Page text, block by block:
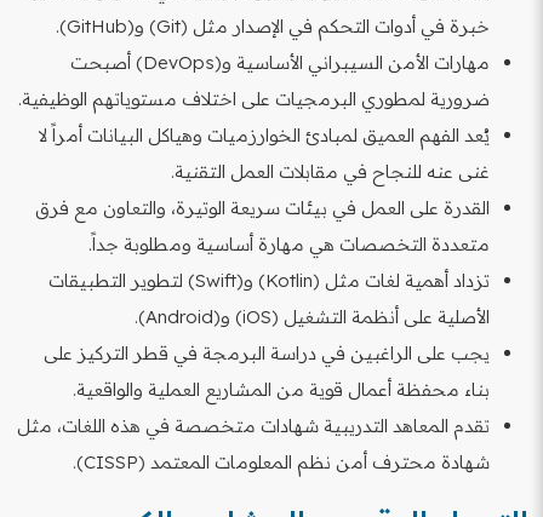
خبرة في أدوات التحكم في الإصدار مثل (Git) و(GitHub).
مهارات الأمن السيبراني الأساسية و(DevOps) أصبحت
ضرورية لمطوري البرمجيات على اختلاف مستوياتهم الوظيفية.
يُعد الفهم العميق لمبادئ الخوارزميات وهياكل البيانات أمراً لا
غنى عنه للنجاح في مقابلات العمل التقنية.
القدرة على العمل في بيئات سريعة الوتيرة، والتعاون مع فرق
متعددة التخصصات هي مهارة أساسية ومطلوبة جداً.
تزداد أهمية لغات مثل (Kotlin) و(Swift) لتطوير التطبيقات
الأصلية على أنظمة التشغيل (iOS) و(Android).
يجب على الراغبين في دراسة البرمجة في قطر التركيز على
بناء محفظة أعمال قوية من المشاريع العملية والواقعية.
تقدم المعاهد التدريبية شهادات متخصصة في هذه اللغات، مثل
شهادة محترف أمن نظم المعلومات المعتمد (CISSP).